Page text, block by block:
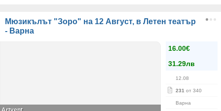
Мюзикълът "Зоро" на 12 Август, в Летен театър
- Варна
16.00€
31.29лв
12.08
231 от 340
Варна